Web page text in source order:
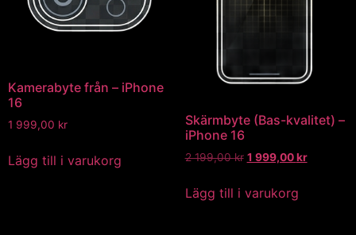
Kamerabyte från – iPhone
16
1 999,00 kr
Lägg till i varukorg
Skärmbyte (Bas-kvalitet) –
iPhone 16
2 199,00kr 1 999,00kr
Lägg till i varukorg